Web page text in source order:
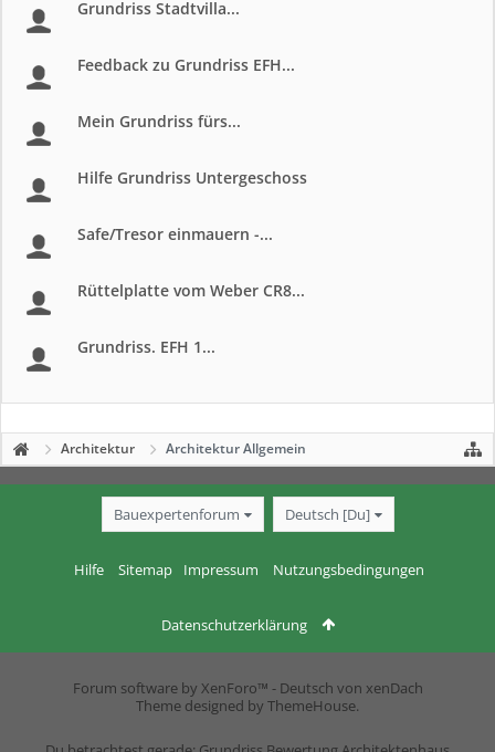
Grundriss Stadtvilla...
Feedback zu Grundriss EFH...
Mein Grundriss fürs...
Hilfe Grundriss Untergeschoss
Safe/Tresor einmauern -...
Rüttelplatte vom Weber CR8...
Grundriss. EFH 1...
Architektur Architektur Allgemein
Bauexpertenforum Deutsch [Du]
Hilfe Sitemap Impressum Nutzungsbedingungen
Datenschutzerklärung
Forum software by XenForo™ - Deutsch von xenDach
Theme designed by ThemeHouse.